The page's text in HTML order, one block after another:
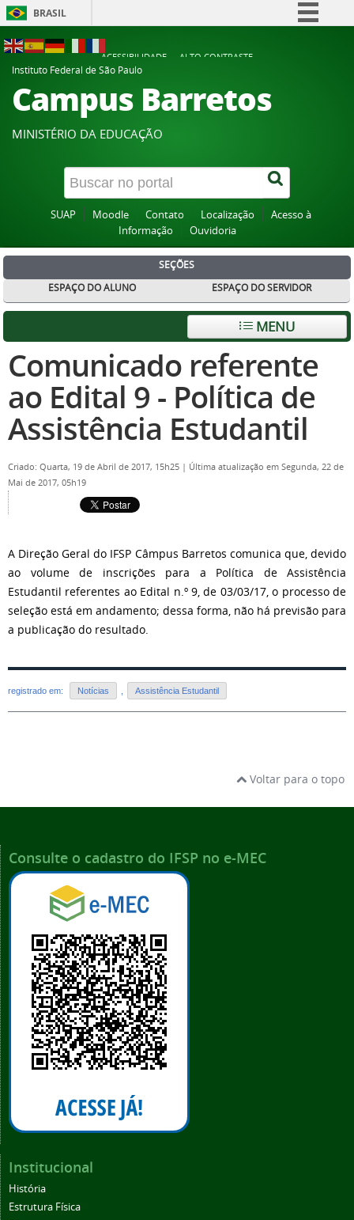
BRASIL
Participe
Acesso à informação
Canais
ACESSIBILIDADE
ALTO CONTRASTE
Instituto Federal de São Paulo
Campus Barretos
MINISTÉRIO DA EDUCAÇÃO
SUAP Moodle Contato Localização
Acesso à
Informação
Ouvidoria
SEÇÕES
ESPAÇO DO ALUNO
ESPAÇO DO SERVIDOR
MENU
Comunicado referente
ao Edital 9 - Política de
Assistência Estudantil
Criado: Quarta, 19 de Abril de 2017, 15h25 | Última atualização em Segunda, 22 de
Mai de 2017, 05h19
A Direção Geral do IFSP Câmpus Barretos comunica que, devido
ao volume de inscrições para a Política de Assistência
Estudantil referentes ao Edital n.º 9, de 03/03/17, o processo de
seleção está em andamento; dessa forma, não há previsão para
a publicação do resultado.
registrado em: Notícias Assistência Estudantil
Voltar para o topo
Consulte o cadastro do IFSP no e-MEC
Institucional
História
Estrutura Física